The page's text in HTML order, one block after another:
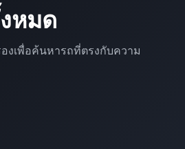
หมด
งเพื่อค้นหารถที่ตรงกับความ